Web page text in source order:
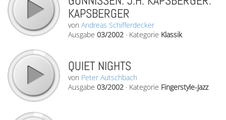
KAPSBERGER
von Andreas Schifferdecker
Ausgabe 03/2002 · Kategorie Klassik
QUIET NIGHTS
von Peter Autschbach
Ausgabe 03/2002 · Kategorie Fingerstyle-Jazz